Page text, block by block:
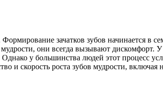
зачатков зубов начинается в
они всегда вызывают дискомфорт.
у большинства людей этот процесс
и скорость роста зубов мудрости,